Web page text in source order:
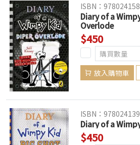
ISBN：
Diary of a
Overlode
$450
放入購物車
ISBN：
Diary of a
$450